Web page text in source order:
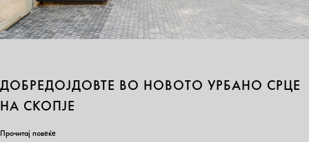
ДОБРЕДОЈДОВТЕ ВО НОВОТО УРБАНО СРЦЕ
НА СКОПЈЕ
Прочитај повеќе